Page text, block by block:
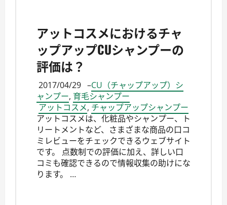
アットコスメにおけるチャ
ップアップCUシャンプーの
評価は？
2017/04/29 –CU（チャップアップ）シ
ャンプー, 育毛シャンプー
アットコスメ, チャップアップシャンプー
アットコスメは、化粧品やシャンプー、ト
リートメントなど、さまざまな商品の口コ
ミレビューをチェックできるウェブサイト
です。 点数制での評価に加え、詳しい口
コミも確認できるので情報収集の助けにな
ります。 …